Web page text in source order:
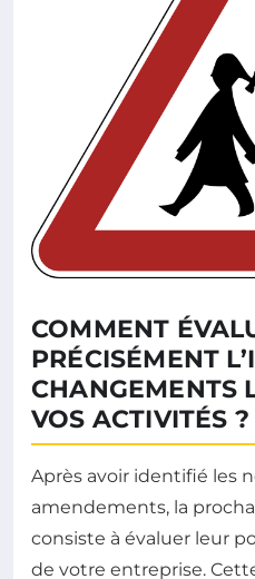
COMMENT
PRÉCISÉMENT
CHANGEMENTS
VOS ACTIVITÉS ?
Après avoir identifié les
amendements, la
consiste à évaluer leur
de votre entreprise.